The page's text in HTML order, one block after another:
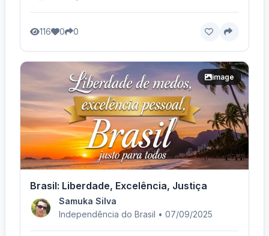
116 0 0
image
Brasil: Liberdade, Excelência, Justiça
Samuka Silva
Independência do Brasil • 07/09/2025